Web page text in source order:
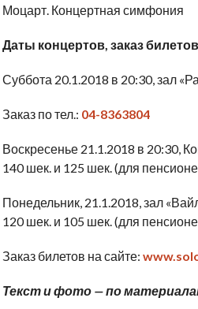
Моцарт. Концертная симфония
Даты концертов, заказ
Суббота 20.1.2018 в 20:30, зал
Заказ по тел.: 04-8363804
Воскресенье 21.1.2018 в 20:30,
140 шек. и 125 шек. (для
Понедельник, 21.1.2018, зал
120 шек. и 105 шек. (для
Заказ билетов на сайте:
Текст и фото — по